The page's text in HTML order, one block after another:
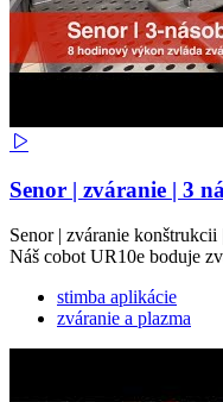
Senor | zváranie | 3
Senor | zváranie
Náš cobot UR10e boduje
stimba aplikácie
zváranie a plazma